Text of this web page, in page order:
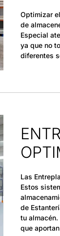
Optimizar
de
Especial
ya que no
diferentes
Las
Estos
de
tu
que